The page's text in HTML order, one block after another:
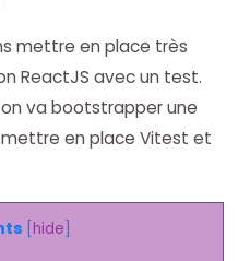
mettre en place très
ReactJS avec un test.
va bootstrapper une
en place Vitest et
[hide